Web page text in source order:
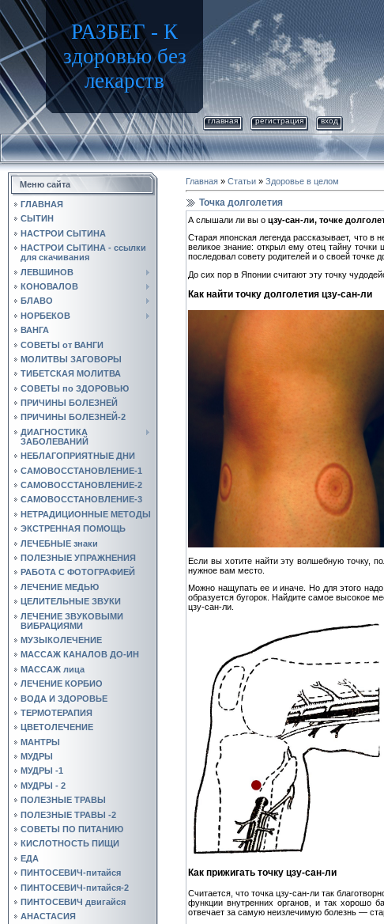
РАЗБЕГ - К
здоровью без
лекарств
главная регистрация вход
Меню сайта
ГЛАВНАЯ
СЫТИН
НАСТРОИ СЫТИНА
НАСТРОИ СЫТИНА - ссылки
для скачивания
ЛЕВШИНОВ
КОНОВАЛОВ
БЛАВО
НОРБЕКОВ
ВАНГА
СОВЕТЫ от ВАНГИ
МОЛИТВЫ ЗАГОВОРЫ
ТИБЕТСКАЯ МОЛИТВА
СОВЕТЫ по ЗДОРОВЬЮ
ПРИЧИНЫ БОЛЕЗНЕЙ
ПРИЧИНЫ БОЛЕЗНЕЙ-2
ДИАГНОСТИКА
ЗАБОЛЕВАНИЙ
НЕБЛАГОПРИЯТНЫЕ ДНИ
САМОВОССТАНОВЛЕНИЕ-1
САМОВОССТАНОВЛЕНИЕ-2
САМОВОССТАНОВЛЕНИЕ-3
НЕТРАДИЦИОННЫЕ МЕТОДЫ
ЭКСТРЕННАЯ ПОМОЩЬ
ЛЕЧЕБНЫЕ знаки
ПОЛЕЗНЫЕ УПРАЖНЕНИЯ
РАБОТА С ФОТОГРАФИЕЙ
ЛЕЧЕНИЕ МЕДЬЮ
ЦЕЛИТЕЛЬНЫЕ ЗВУКИ
ЛЕЧЕНИЕ ЗВУКОВЫМИ
ВИБРАЦИЯМИ
МУЗЫКОЛЕЧЕНИЕ
МАССАЖ КАНАЛОВ ДО-ИН
МАССАЖ лица
ЛЕЧЕНИЕ КОРБИО
ВОДА И ЗДОРОВЬЕ
ТЕРМОТЕРАПИЯ
ЦВЕТОЛЕЧЕНИЕ
МАНТРЫ
МУДРЫ
МУДРЫ -1
МУДРЫ - 2
ПОЛЕЗНЫЕ ТРАВЫ
ПОЛЕЗНЫЕ ТРАВЫ -2
СОВЕТЫ ПО ПИТАНИЮ
КИСЛОТНОСТЬ ПИЩИ
ЕДА
ПИНТОСЕВИЧ-питайся
ПИНТОСЕВИЧ-питайся-2
ПИНТОСЕВИЧ двигайся
АНАСТАСИЯ
Главная » Статьи » Здоровье в целом
Точка долголетия
А слышали ли вы о цзу-сан-ли, точке
Старая японская легенда рассказывает, что в
великое знание: открыл ему отец тайну
последовал совету родителей и о своей точке
До сих пор в Японии считают эту точку
Как найти точку долголетия цзу-сан-ли
Если вы хотите найти эту волшебную точку,
нужное вам место.
Можно нащупать ее и иначе. Но для этого
образуется бугорок. Найдите самое высокое
цзу-сан-ли.
Как прижигать точку цзу-сан-ли
Считается, что точка цзу-сан-ли так
функции внутренних органов, и так хорошо
отвечает за самую неизлечимую болезнь —